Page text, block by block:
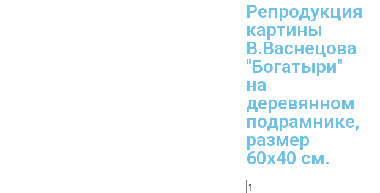
Репродукция
картины
В.Васнецова
"Богатыри"
на
деревянном
подрамнике,
размер
60х40 см.